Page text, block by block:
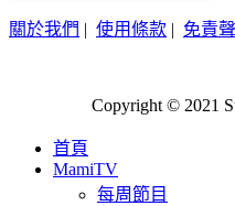
關於我們 | 使用條款 | 免責
Copyright © 2021
首頁
MamiTV
每周節目